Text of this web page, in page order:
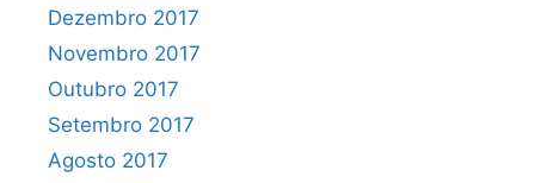
Dezembro 2017
Novembro 2017
Outubro 2017
Setembro 2017
Agosto 2017